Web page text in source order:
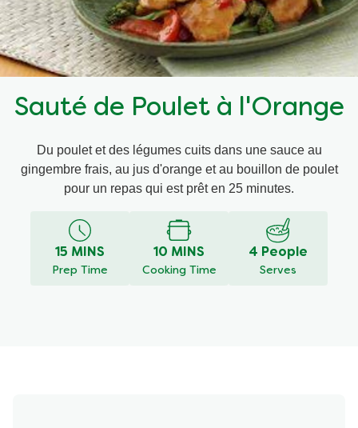
Recettes par Occasion
Recettes par Type de Plat
Sauté de Poulet à l'Orange
Du poulet et des légumes cuits dans une sauce au
gingembre frais, au jus d'orange et au bouillon de poulet
pour un repas qui est prêt en 25 minutes.
15 MINS
Prep Time
10 MINS
Cooking Time
4 People
Serves